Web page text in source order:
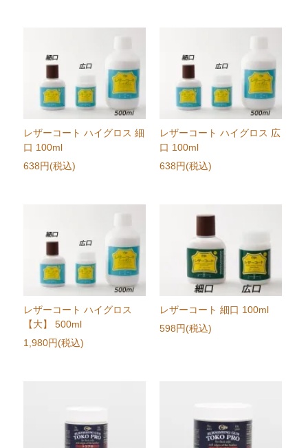
レザーコート ハイグロス 細
口 100ml
638円(税込)
レザーコート ハイグロス 広
口 100ml
638円(税込)
レザーコート ハイグロス
【大】 500ml
1,980円(税込)
レザーコート 細口 100ml
598円(税込)